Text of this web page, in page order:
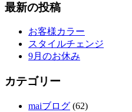
最新の投稿
お客様カラー
スタイルチェンジ
9月のお休み
カテゴリー
maiブログ (62)